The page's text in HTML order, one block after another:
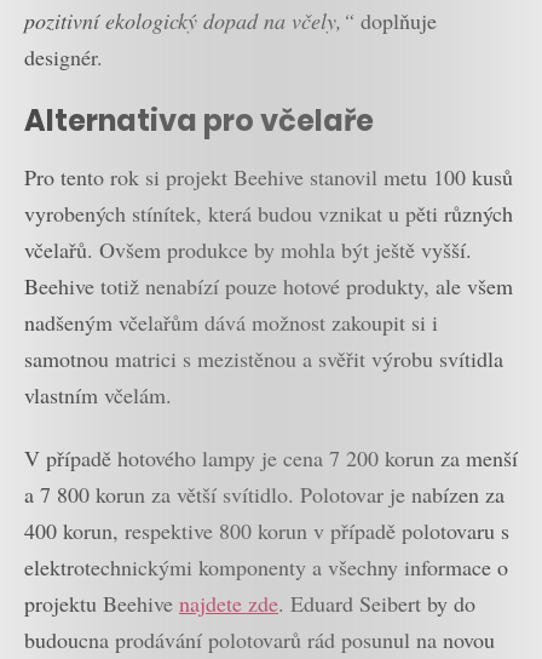
pozitivní ekologický dopad na včely,“ doplňuje
designér.
Alternativa pro včelaře
Pro tento rok si projekt Beehive stanovil metu 100 kusů
vyrobených stínítek, která budou vznikat u pěti různých
včelařů. Ovšem produkce by mohla být ještě vyšší.
Beehive totiž nenabízí pouze hotové produkty, ale všem
nadšeným včelařům dává možnost zakoupit si i
samotnou matrici s mezistěnou a svěřit výrobu svítidla
vlastním včelám.
V případě hotového lampy je cena 7 200 korun za menší
a 7 800 korun za větší svítidlo. Polotovar je nabízen za
400 korun, respektive 800 korun v případě polotovaru s
elektrotechnickými komponenty a všechny informace o
projektu Beehive najdete zde. Eduard Seibert by do
budoucna prodávání polotovarů rád posunul na novou